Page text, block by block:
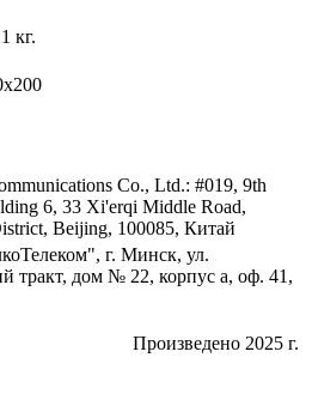
кг.
Co., Ltd.: #019, 9th
6, 33 Xi'erqi Middle Road,
Beijing, 100085, Китай
г. Минск, ул.
тракт, дом № 22, корпус а, оф. 41,
Произведено 2025 г.